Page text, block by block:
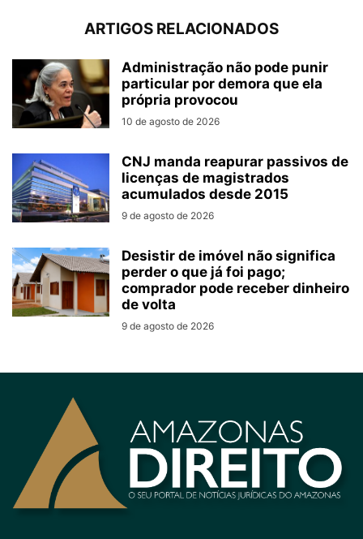
ARTIGOS RELACIONADOS
Administração não pode punir
particular por demora que ela
própria provocou
10 de agosto de 2026
CNJ manda reapurar passivos de
licenças de magistrados
acumulados desde 2015
9 de agosto de 2026
Desistir de imóvel não significa
perder o que já foi pago;
comprador pode receber dinheiro
de volta
9 de agosto de 2026